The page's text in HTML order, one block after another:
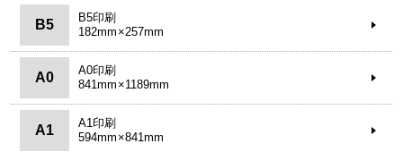
B5
B5印刷
182mm×257mm
A0
A0印刷
841mm×1189mm
A1
A1印刷
594mm×841mm